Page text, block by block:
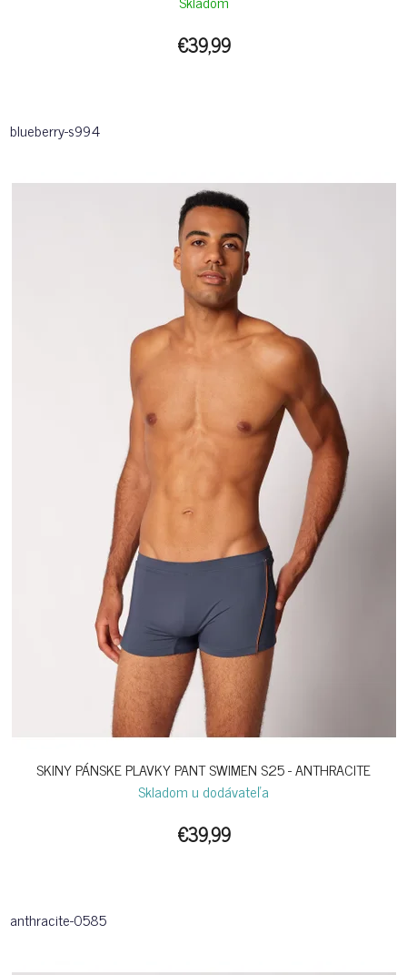
€39,99
blueberry-s994
SKINY PÁNSKE PLAVKY PANT SWIMEN S25 - ANTHRACITE
Skladom u dodávateľa
€39,99
anthracite-0585